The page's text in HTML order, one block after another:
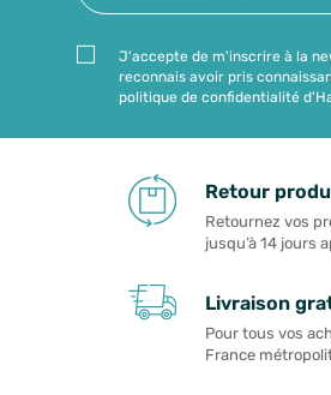
J'accepte de m'inscrire à la
reconnais avoir pris
politique de confidentialité
Retour
Retournez vos
jusqu’à 14 jours
Livraison
Pour tous vos
France